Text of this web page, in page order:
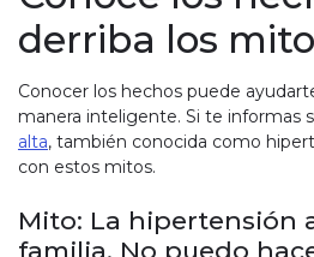
derriba los
Conocer los hechos puede
manera inteligente. Si te informas
alta, también conocida como
con estos mitos.
Mito: La hipertensión
familia. No puedo